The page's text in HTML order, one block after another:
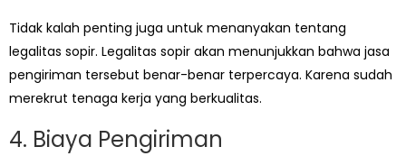
Tidak kalah penting juga untuk menanyakan tentang
legalitas sopir. Legalitas sopir akan menunjukkan bahwa jasa
pengiriman tersebut benar-benar terpercaya. Karena sudah
merekrut tenaga kerja yang berkualitas.
4. Biaya Pengiriman